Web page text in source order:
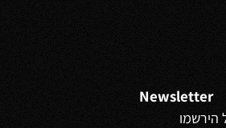
Newsletter
הירשמו